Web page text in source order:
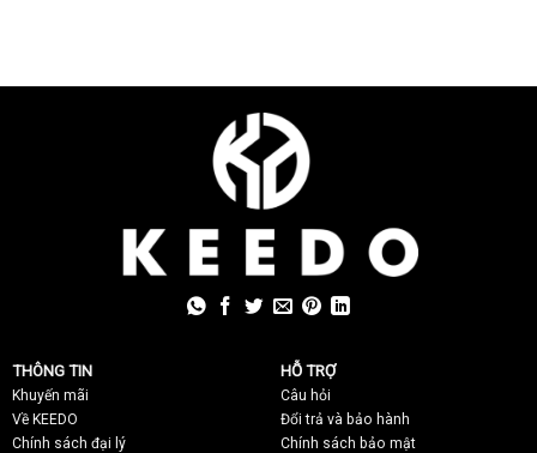
THÔNG TIN
Khuyến mãi
Về KEEDO
Chính sách đại lý
HỖ TRỢ
Câu hỏi
Đổi trả và bảo hành
Chính sách bảo mật